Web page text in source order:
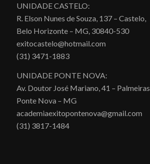
UNIDADE CASTELO:
R. Elson Nunes de Souza, 137 – Castelo,
Belo Horizonte – MG, 30840-530
exitocastelo@hotmail.com
(31) 3471-1883
UNIDADE PONTE NOVA:
Av. Doutor José Mariano, 41 – Palmeiras,
Ponte Nova – MG
academiaexitopontenova@gmail.com
(31) 3817-1484